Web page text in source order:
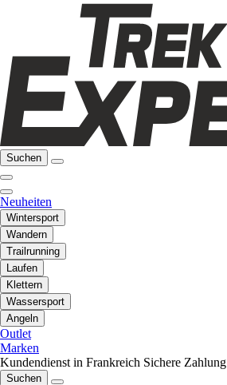
Suchen
Neuheiten
Wintersport
Wandern
Trailrunning
Laufen
Klettern
Wassersport
Angeln
Outlet
Marken
Kundendienst in Frankreich Sichere Zahlung
Suchen